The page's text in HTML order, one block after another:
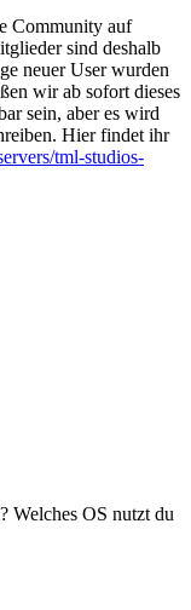
Community auf
sind deshalb
neuer User wurden
wir ab sofort dieses
sein, aber es wird
Hier findet ihr
tml-studios-
Welches OS nutzt du